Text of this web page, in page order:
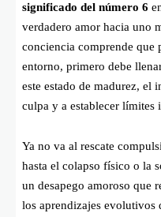
significado del número 6
verdadero amor hacia uno
conciencia comprende que
entorno, primero debe
este estado de madurez, el
culpa y a establecer límites
Ya no va al rescate
hasta el colapso físico o la
un desapego amoroso que
los aprendizajes evolutivos